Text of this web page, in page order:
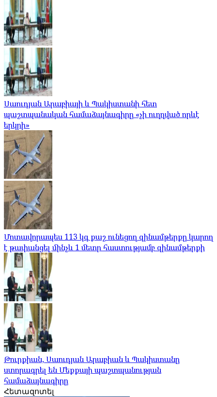
Սաուդյան Արաբիայի և Պակիստանի հետ
պաշտպանական համաձայնագիրը «չի ուղղված որևէ
երկրի»
Մոտավորապես 113 կգ քաշ ունեցող զինամթերքը կարող
է թափանցել մինչև 1 մետր հաստությամբ զինամթերքի
Թուրքիան, Սաուդյան Արաբիան և Պակիստանը
ստորագրել են Մեքքայի պաշտպանության
համաձայնագիրը
Հետազոտել